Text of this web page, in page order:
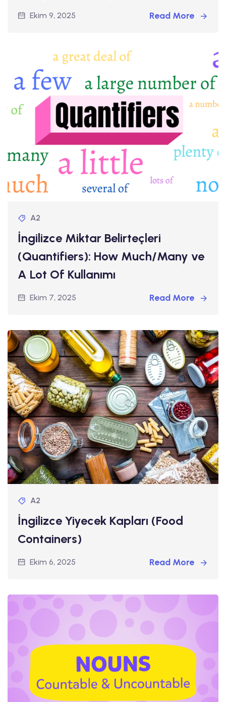
Ekim 9, 2025 Read More
A2
İngilizce Miktar Belirteçleri
(Quantifiers): How Much/Many ve
A Lot Of Kullanımı
Ekim 7, 2025 Read More
A2
İngilizce Yiyecek Kapları (Food
Containers)
Ekim 6, 2025 Read More